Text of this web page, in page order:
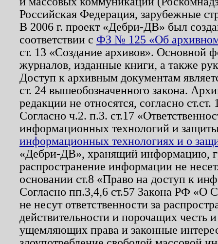
Российская Федерация, зарубежные
В 2006 г. проект «Дебри-ДВ» был
соответствии с ФЗ № 125 «Об
ст. 13 «Создание архивов». Основной
журналов, изданные книги, а также
Доступ к архивным документам
ст. 24 вышеобозначенного закона.
редакции не относятся, согласно
Согласно ч.2. п.3. ст.17
информационных технологий и
информационных технологиях и о
«Дебри-ДВ», хранящий информацию,
распространение информации не
основании ст.8 «Право на доступ к
Согласно пп.3,4,6 ст.57 Закона РФ «О
не несут ответственности за
действительности и порочащих честь
ущемляющих права и законные